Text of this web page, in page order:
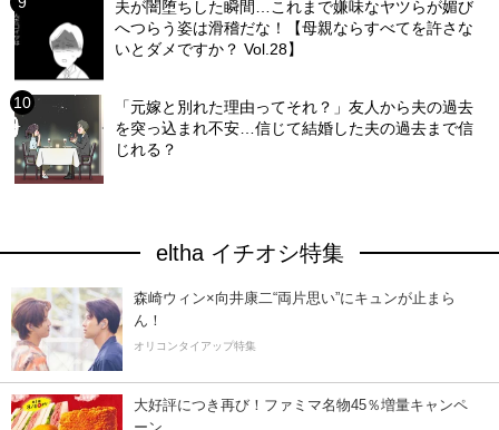
夫が闇堕ちした瞬間…これまで嫌味なヤツらが媚び
へつらう姿は滑稽だな！【母親ならすべてを許さな
いとダメですか？ Vol.28】
「元嫁と別れた理由ってそれ？」友人から夫の過去
を突っ込まれ不安…信じて結婚した夫の過去まで信
じれる？
eltha イチオシ特集
森崎ウィン×向井康二“両片思い”にキュンが止まら
ん！
オリコンタイアップ特集
大好評につき再び！ファミマ名物45％増量キャンペ
ーン